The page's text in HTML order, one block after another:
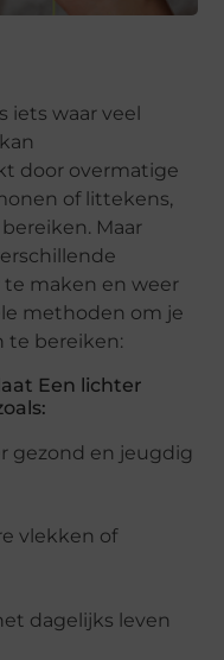
iets waar veel
door overmatige
of littekens,
Maar
maken en weer
methoden om je
te bereiken:
Een lichter
gezond en jeugdig
vlekken of
dagelijks leven